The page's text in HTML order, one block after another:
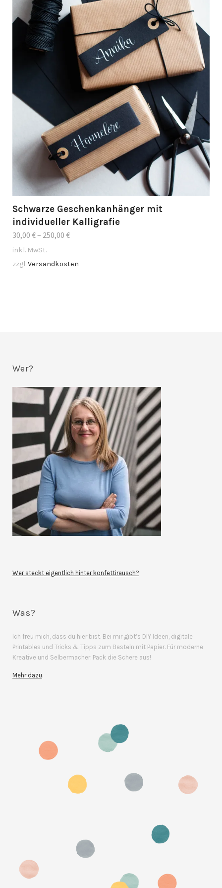
Schwarze Geschenkanhänger mit
individueller Kalligrafie
30,00 €– 250,00 €
inkl. MwSt.
zzgl.Versandkosten
Wer?
Wer steckt eigentlich hinter konfettirausch?
Was?
Ich freu mich, dass du hier bist. Bei mir gibt’s DIY Ideen, digitale
Printables und Tricks & Tipps zum Basteln mit Papier. Für moderne
Kreative und Selbermacher. Pack die Schere aus!
Mehr dazu.